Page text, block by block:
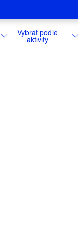
Vybrat podle
aktivity